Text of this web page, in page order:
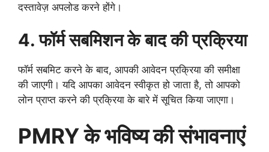
दस्तावेज़ अपलोड करने होंगे।
4. फॉर्म सबमिशन के बाद की प्रक्रिया
फॉर्म सबमिट करने के बाद, आपकी आवेदन प्रक्रिया की समीक्षा
की जाएगी। यदि आपका आवेदन स्वीकृत हो जाता है, तो आपको
लोन प्राप्त करने की प्रक्रिया के बारे में सूचित किया जाएगा।
PMRY के भविष्य की संभावनाएं